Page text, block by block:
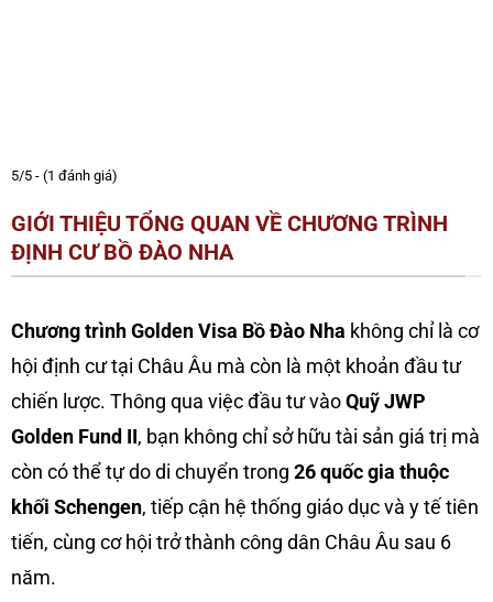
5/5 - (1 đánh giá)
GIỚI THIỆU TỔNG QUAN VỀ CHƯƠNG TRÌNH
ĐỊNH CƯ BỒ ĐÀO NHA
Chương trình Golden Visa Bồ Đào Nha không chỉ là cơ
hội định cư tại Châu Âu mà còn là một khoản đầu tư
chiến lược. Thông qua việc đầu tư vàoQuỹ JWP
Golden Fund II, bạn không chỉ sở hữu tài sản giá trị mà
còn có thể tự do di chuyển trong 26 quốc gia thuộc
khối Schengen, tiếp cận hệ thống giáo dục và y tế tiên
tiến, cùng cơ hội trở thành công dân Châu Âu sau 6
năm.